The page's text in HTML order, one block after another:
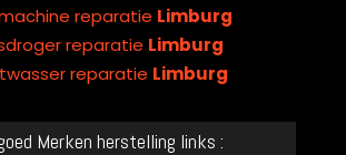
reparatie Limburg
reparatie Limburg
reparatie Limburg
Merken herstelling links :